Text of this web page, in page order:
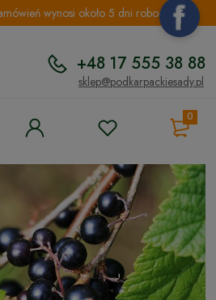
wynosi około 5 dni roboczych.
+48 17 555 38 88
sklep@podkarpackiesady.pl
0